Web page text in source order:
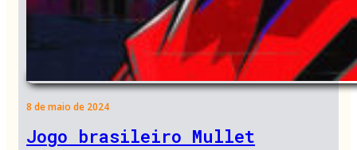
8 de maio de 2024
Jogo brasileiro Mullet